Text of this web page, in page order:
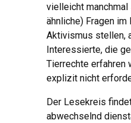
vielleicht
ähnliche) Fragen im
Aktivismus stellen,
Interessierte, die
Tierrechte erfahren
explizit nicht
Der Lesekreis
abwechselnd